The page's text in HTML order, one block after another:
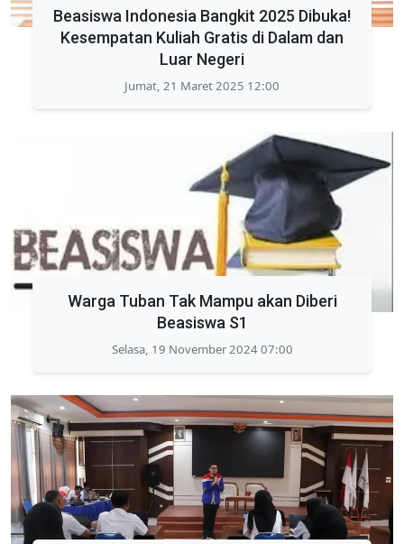
Beasiswa Indonesia Bangkit 2025 Dibuka!
Kesempatan Kuliah Gratis di Dalam dan
Luar Negeri
Jumat, 21 Maret 2025 12:00
Warga Tuban Tak Mampu akan Diberi
Beasiswa S1
Selasa, 19 November 2024 07:00